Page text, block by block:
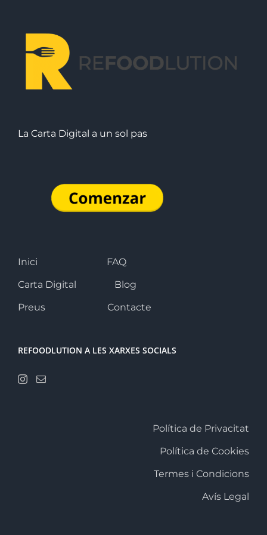
La Carta Digital a un sol pas
Inici
FAQ
Carta Digital
Blog
Preus
Contacte
REFOODLUTION A LES XARXES SOCIALS
Política de Privacitat
Política de Cookies
Termes i Condicions
Avís Legal